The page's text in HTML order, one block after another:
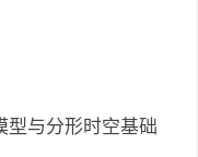
型与分形时空基础